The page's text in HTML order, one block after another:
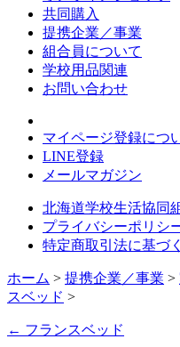
共同購入
提携企業／事業
組合員について
学校用品関連
お問い合わせ
マイページ登録につ
LINE登録
メールマガジン
北海道学校生活協同
プライバシーポリシ
特定商取引法に基づ
ホーム > 提携企業／事業 >
スベッド >
← フランスベッド